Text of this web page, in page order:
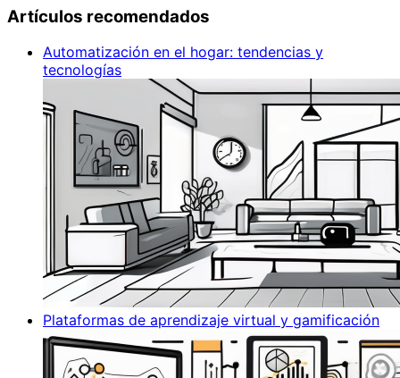
Artículos recomendados
Automatización en el hogar: tendencias y
tecnologías
Plataformas de aprendizaje virtual y gamificación